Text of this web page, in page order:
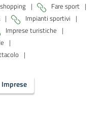
| Fare sport |
| Impianti sportivi |
Imprese turistiche |
|
|
Imprese